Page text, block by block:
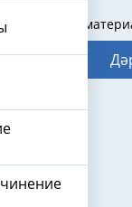
Видеодәріс